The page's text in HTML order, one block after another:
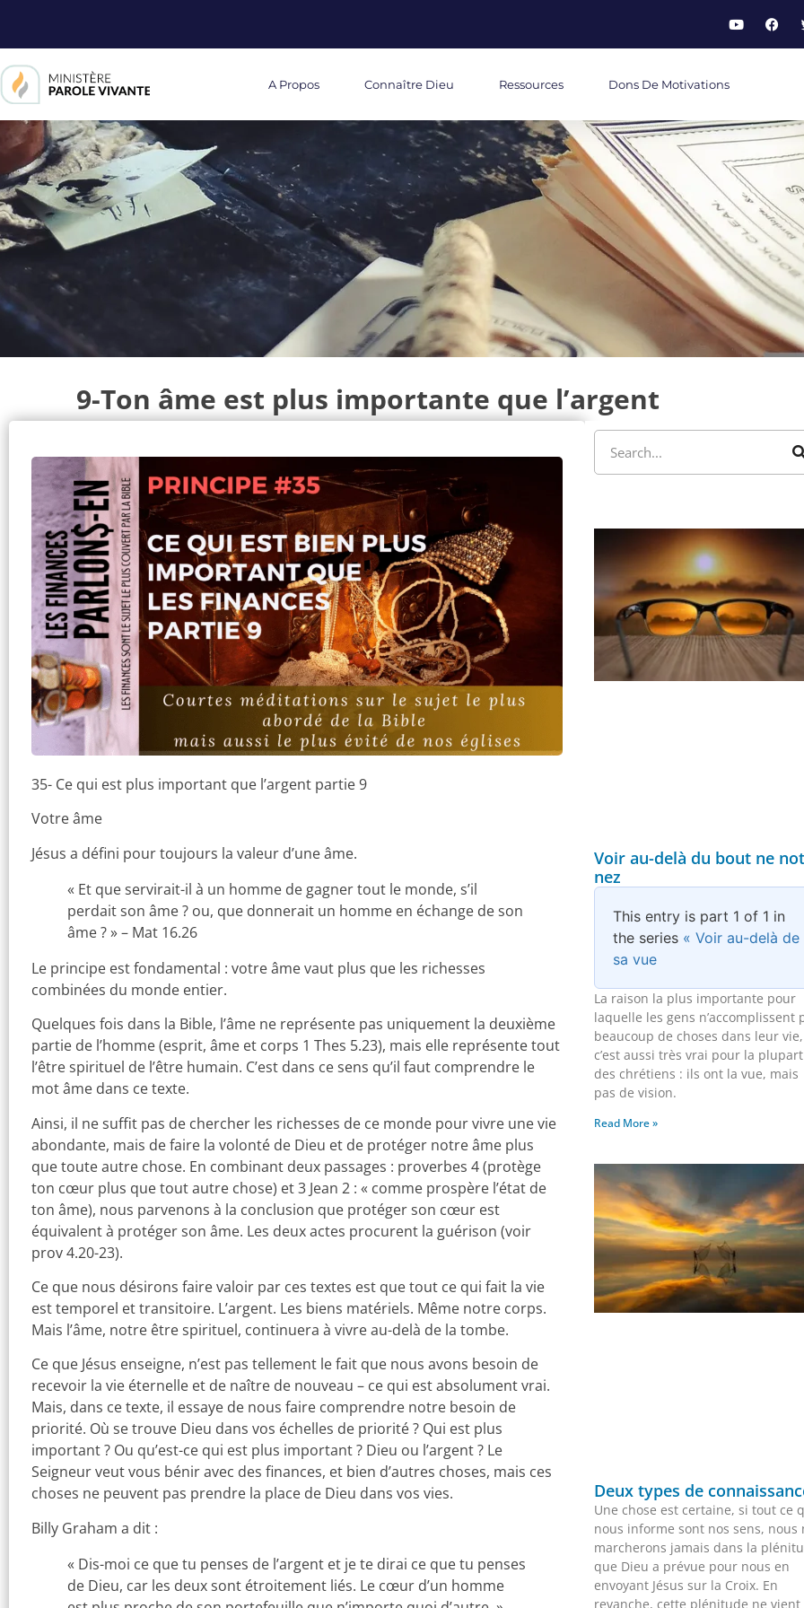
A Propos Connaître Dieu Ressources Dons De Motivations
9-Ton âme est plus importante que l’argent
35- Ce qui est plus important que l’argent partie 9
Votre âme
Jésus a défini pour toujours la valeur d’une âme.
« Et que servirait-il à un homme de gagner tout le monde, s’il
perdait son âme ? ou, que donnerait un homme en échange de son
âme ? » – Mat 16.26
Le principe est fondamental : votre âme vaut plus que les richesses
combinées du monde entier.
Quelques fois dans la Bible, l’âme ne représente pas uniquement la deuxième
partie de l’homme (esprit, âme et corps 1 Thes 5.23), mais elle représente tout
l’être spirituel de l’être humain. C’est dans ce sens qu’il faut comprendre le
mot âme dans ce texte.
Ainsi, il ne suffit pas de chercher les richesses de ce monde pour vivre une vie
abondante, mais de faire la volonté de Dieu et de protéger notre âme plus
que toute autre chose. En combinant deux passages : proverbes 4 (protège
ton cœur plus que tout autre chose) et 3 Jean 2 : « comme prospère l’état de
ton âme), nous parvenons à la conclusion que protéger son cœur est
équivalent à protéger son âme. Les deux actes procurent la guérison (voir
prov 4.20-23).
Ce que nous désirons faire valoir par ces textes est que tout ce qui fait la vie
est temporel et transitoire. L’argent. Les biens matériels. Même notre corps.
Mais l’âme, notre être spirituel, continuera à vivre au-delà de la tombe.
Ce que Jésus enseigne, n’est pas tellement le fait que nous avons besoin de
recevoir la vie éternelle et de naître de nouveau – ce qui est absolument vrai.
Mais, dans ce texte, il essaye de nous faire comprendre notre besoin de
priorité. Où se trouve Dieu dans vos échelles de priorité ? Qui est plus
important ? Ou qu’est-ce qui est plus important ? Dieu ou l’argent ? Le
Seigneur veut vous bénir avec des finances, et bien d’autres choses, mais ces
choses ne peuvent pas prendre la place de Dieu dans vos vies.
Billy Graham a dit :
« Dis-moi ce que tu penses de l’argent et je te dirai ce que tu penses
de Dieu, car les deux sont étroitement liés. Le cœur d’un homme
Voir au-delà du bout ne
nez
This entry is part 1 of 1 in
the series « Voir au-delà de
sa vue
La raison la plus importante pour
laquelle les gens n’accomplissent
beaucoup de choses dans leur
c’est aussi très vrai pour la plupart
des chrétiens : ils ont la vue, mais
pas de vision.
Read More »
Deux types de
Une chose est certaine, si tout ce
nous informe sont nos sens, nous
marcherons jamais dans la
que Dieu a prévue pour nous en
envoyant Jésus sur la Croix. En
revanche, cette plénitude ne vient